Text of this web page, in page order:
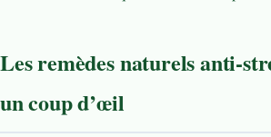
Les remèdes naturels anti-
un coup d’œil